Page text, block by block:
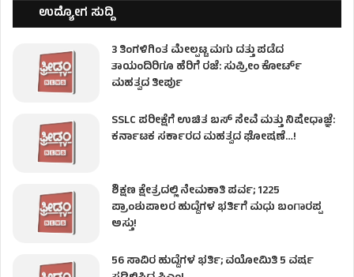
ಉದ್ಯೋಗ ಸುದ್ದಿ
3 ತಿಂಗಳಿಗಿಂತ ಮೇಲ್ಪಟ್ಟ ಮಗು ದತ್ತು ಪಡೆದ
ತಾಯಂದಿರಿಗೂ ಹೆರಿಗೆ ರಜೆ: ಸುಪ್ರೀಂ ಕೋರ್ಟ್
ಮಹತ್ವದ ತೀರ್ಪು
SSLC ಪರೀಕ್ಷೆಗೆ ಉಚಿತ ಬಸ್ ಸೇವೆ ಮತ್ತು ನಿಷೇಧಾಜ್ಞೆ:
ಕರ್ನಾಟಕ ಸರ್ಕಾರದ ಮಹತ್ವದ ಘೋಷಣೆ…!
ಶಿಕ್ಷಣ ಕ್ಷೇತ್ರದಲ್ಲಿ ನೇಮಕಾತಿ ಪರ್ವ; 1225
ಪ್ರಾಂಶುಪಾಲರ ಹುದ್ದೆಗಳ ಭರ್ತಿಗೆ ಮಧು ಬಂಗಾರಪ್ಪ
ಅಸ್ತು!
56 ಸಾವಿರ ಹುದ್ದೆಗಳ ಭರ್ತಿ; ವಯೋಮಿತಿ 5 ವರ್ಷ